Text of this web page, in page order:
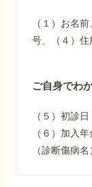
（１）お名
号、（４）住
ご自身でわ
（５）初診
（６）加入
（診断傷病名